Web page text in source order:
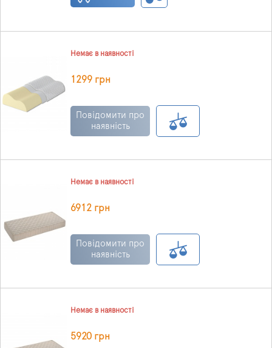
Немає в наявності
1299 грн
Повідомити про
наявність
Немає в наявності
6912 грн
Повідомити про
наявність
Немає в наявності
5920 грн